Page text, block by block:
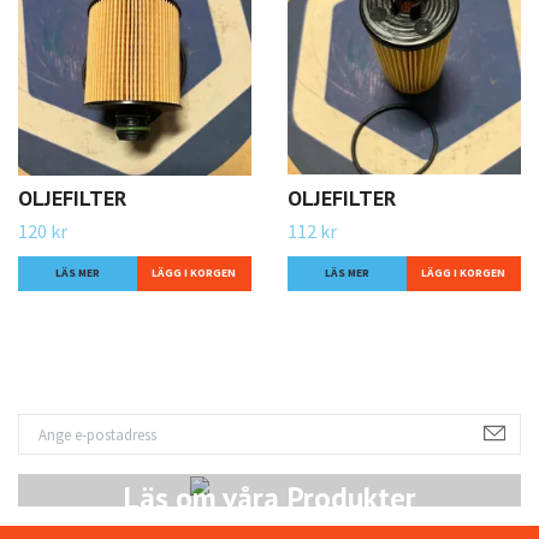
Läs om våra Produkter
OLJEFILTER
120 kr
LÄS MER
OLJEFILTER
112 kr
LÄS MER